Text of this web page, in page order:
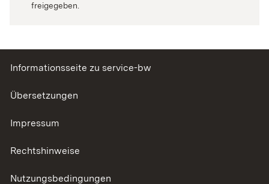
freigegeben.
Informationsseite zu service-bw
Übersetzungen
Impressum
Rechtshinweise
Nutzungsbedingungen